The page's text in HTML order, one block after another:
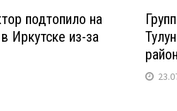
подтопило на
Иркутске из-за